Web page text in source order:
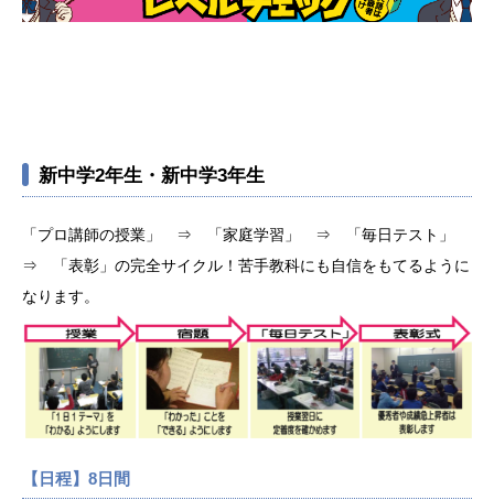
新中学2年生・新中学3年生
「プロ講師の授業」 ⇒ 「家庭学習」 ⇒ 「毎日テスト」
⇒ 「表彰」の完全サイクル！苦手教科にも自信をもてるように
なります。
【日程】8日間